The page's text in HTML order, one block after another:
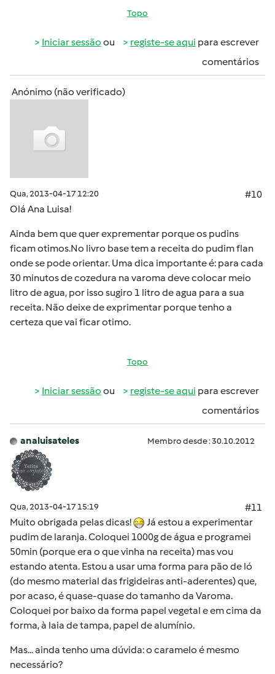
Topo
Iniciar sessão ou registe-se aqui para escrever
comentários
Anónimo (não verificado)
Qua, 2013-04-17 12:20
#10
Olá Ana Luisa!
Ainda bem que quer exprementar porque os pudins
ficam otimos.No livro base tem a receita do pudim flan
onde se pode orientar. Uma dica importante é: para cada
30 minutos de cozedura na varoma deve colocar meio
litro de agua, por isso sugiro 1 litro de agua para a sua
receita. Não deixe de exprimentar porque tenho a
certeza que vai ficar otimo.
Topo
Iniciar sessão ou registe-se aqui para escrever
comentários
analuisateles Membro desde : 30.10.2012
Qua, 2013-04-17 15:19
#11
Muito obrigada pelas dicas!
Já estou a experimentar
pudim de laranja. Coloquei 1000g de água e programei
50min (porque era o que vinha na receita) mas vou
estando atenta. Estou a usar uma forma para pão de ló
(do mesmo material das frigideiras anti-aderentes) que,
por acaso, é quase-quase do tamanho da Varoma.
Coloquei por baixo da forma papel vegetal e em cima da
forma, à laia de tampa, papel de alumínio.
Mas... ainda tenho uma dúvida: o caramelo é mesmo
necessário?